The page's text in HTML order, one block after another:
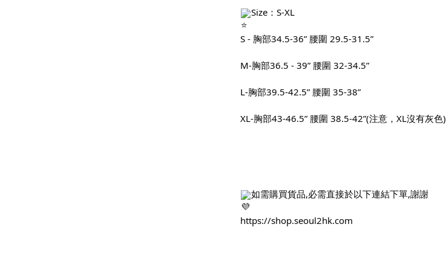
Size：S-XL
S - 胸部34.5-36” 腰圍 29.5-31.5”
M-胸部36.5 - 39” 腰圍 32-34.5”
L-胸部39.5-42.5” 腰圍 35-38”
XL-胸部43-46.5” 腰圍 38.5-42”(注意，XL沒有灰色)
如需購買貨品,必需直接於以下連結下單,謝謝
https://shop.seoul2hk.com